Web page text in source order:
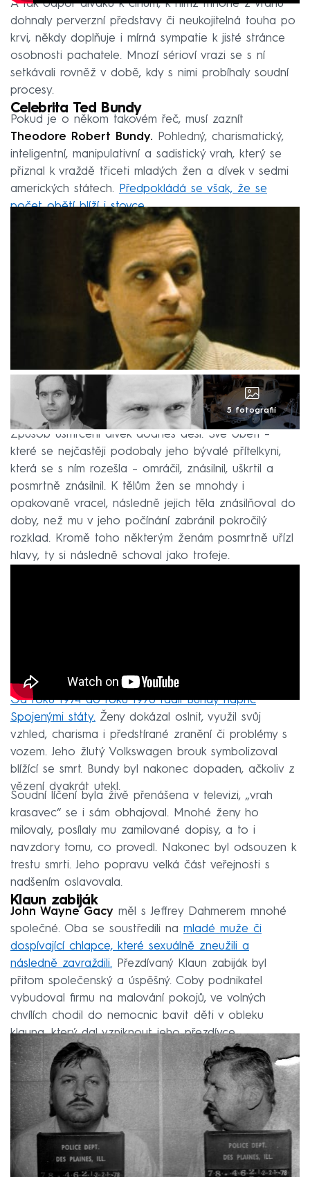
A tak odpor diváků k činům, k nimž mnohé z vrahů
dohnaly perverzní představy či neukojitelná touha po
krvi, někdy doplňuje i mírná sympatie k jisté stránce
osobnosti pachatele. Mnozí sérioví vrazi se s ní
setkávali rovněž v době, kdy s nimi probíhaly soudní
procesy.
Celebrita Ted Bundy
Pokud je o někom takovém řeč, musí zaznít
Theodore Robert Bundy. Pohledný, charismatický,
inteligentní, manipulativní a sadistický vrah, který se
přiznal k vraždě třiceti mladých žen a dívek v sedmi
amerických státech. Předpokládá se však, že se
počet obětí blíží i stovce.
5 fotografií
Způsob usmrcení dívek dodnes děsí. Své oběti –
které se nejčastěji podobaly jeho bývalé přítelkyni,
která se s ním rozešla – omráčil, znásilnil, uškrtil a
posmrtně znásilnil. K tělům žen se mnohdy i
opakovaně vracel, následně jejich těla znásilňoval do
doby, než mu v jeho počínání zabránil pokročilý
rozklad. Kromě toho některým ženám posmrtně uřízl
hlavy, ty si následně schoval jako trofeje.
Od roku 1974 do roku 1978 řádil Bundy napříč
Spojenými státy. Ženy dokázal oslnit, využil svůj
vzhled, charisma i předstírané zranění či problémy s
vozem. Jeho žlutý Volkswagen brouk symbolizoval
blížící se smrt. Bundy byl nakonec dopaden, ačkoliv z
vězení dvakrát utekl.
Soudní líčení byla živě přenášena v televizi, „vrah
krasavec“ se i sám obhajoval. Mnohé ženy ho
milovaly, posílaly mu zamilované dopisy, a to i
navzdory tomu, co provedl. Nakonec byl odsouzen k
trestu smrti. Jeho popravu velká část veřejnosti s
nadšením oslavovala.
Klaun zabiják
John Wayne Gacy měl s Jeffrey Dahmerem mnohé
společné. Oba se soustředili na mladé muže či
dospívající chlapce, které sexuálně zneužili a
následně zavraždili. Přezdívaný Klaun zabiják byl
přitom společenský a úspěšný. Coby podnikatel
vybudoval firmu na malování pokojů, ve volných
chvílích chodil do nemocnic bavit děti v obleku
klauna, který dal vzniknout jeho přezdívce.